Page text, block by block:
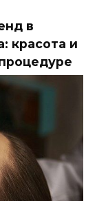
в
красота и